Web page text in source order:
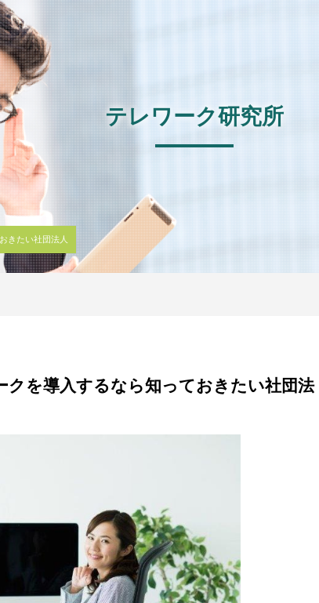
テレワーク研究所
きたい社団法人
クを導入するなら知っておきたい社団法